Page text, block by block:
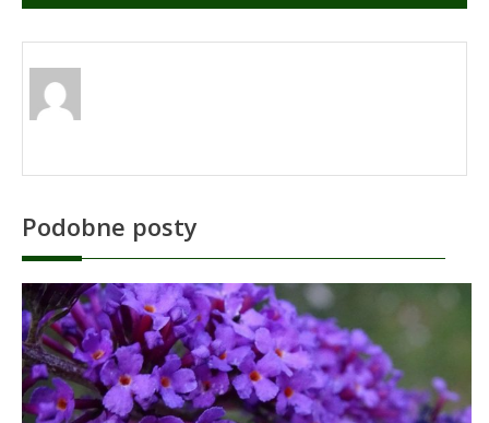
Podobne posty